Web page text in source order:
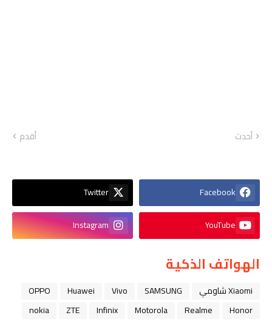
أحدث أقدم
Facebook
Twitter
YouTube
Instagram
الهواتف الذكية
Xiaomi شاومي SAMSUNG
Vivo
Huawei
OPPO
Honor
Realme
Motorola
Infinix
ZTE
nokia